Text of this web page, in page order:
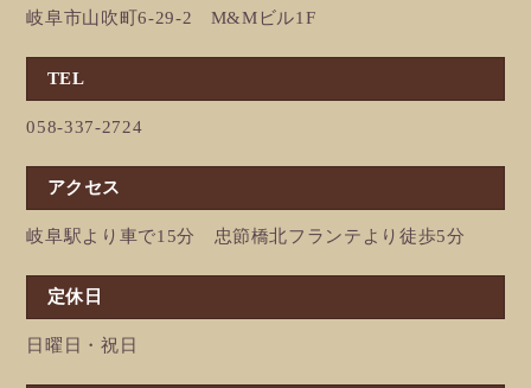
岐阜市山吹町6-29-2 M&Mビル1F
TEL
058-337-2724
アクセス
岐阜駅より車で15分 忠節橋北フランテより徒歩5分
定休日
日曜日・祝日